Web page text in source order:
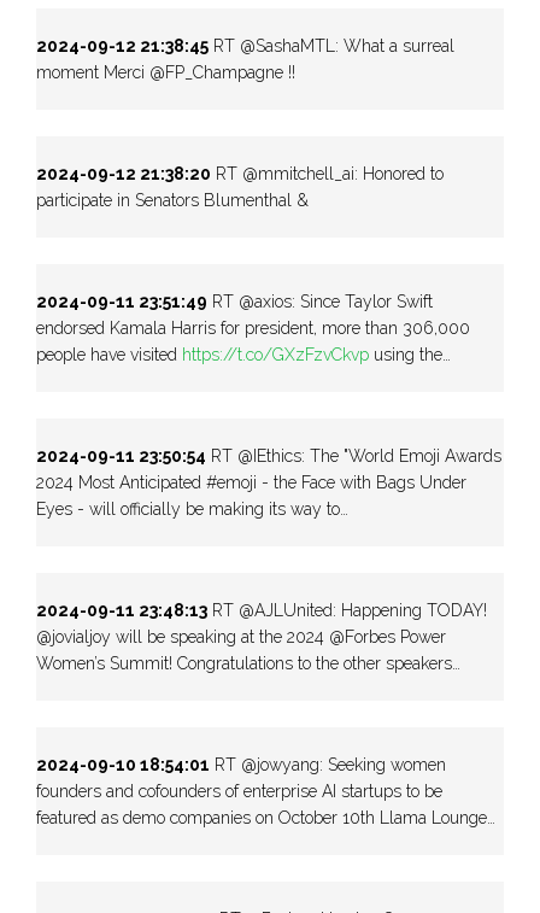
2024-09-12 21:38:45 RT @SashaMTL: What a surreal
moment Merci @FP_Champagne !!
2024-09-12 21:38:20 RT @mmitchell_ai: Honored to
participate in Senators Blumenthal &
2024-09-11 23:51:49 RT @axios: Since Taylor Swift
endorsed Kamala Harris for president, more than 306,000
people have visited https://t.co/GXzFzvCkvp using the…
2024-09-11 23:50:54 RT @IEthics: The "World Emoji Awards
2024 Most Anticipated #emoji - the Face with Bags Under
Eyes - will officially be making its way to…
2024-09-11 23:48:13 RT @AJLUnited: Happening TODAY!
@jovialjoy will be speaking at the 2024 @Forbes Power
Women’s Summit! Congratulations to the other speakers…
2024-09-10 18:54:01 RT @jowyang: Seeking women
founders and cofounders of enterprise AI startups to be
featured as demo companies on October 10th Llama Lounge…